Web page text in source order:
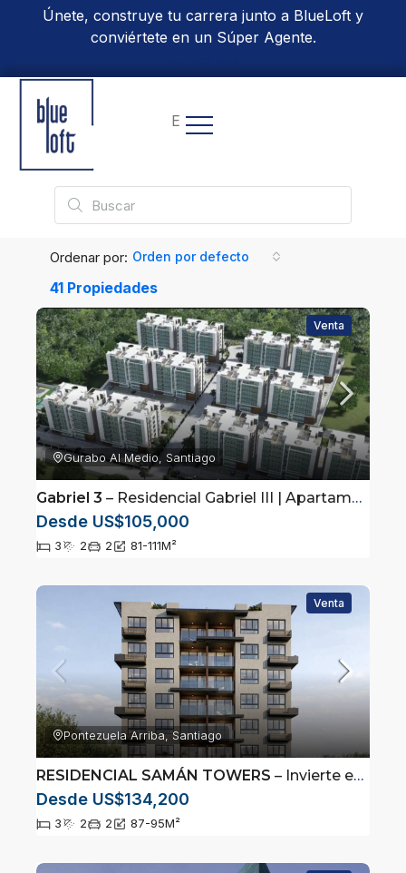
Únete, construye tu carrera junto a BlueLoft y
conviértete en un Súper Agente.
EN
41 Propiedades
Ordenar por: Orden por defecto
Venta
Gurabo Al Medio, Santiago
Gabriel 3 – Residencial Gabriel III | Apartamentos de 3 Habitaciones en Gurabo
Desde US$105,000
3 2 2 81-111M²
Venta
Pontezuela Arriba, Santiago
RESIDENCIAL SAMÁN TOWERS – Invierte en Santiago | 3 Habitaciones y Amenidades Premium
Desde US$134,200
3 2 2 87-95M²